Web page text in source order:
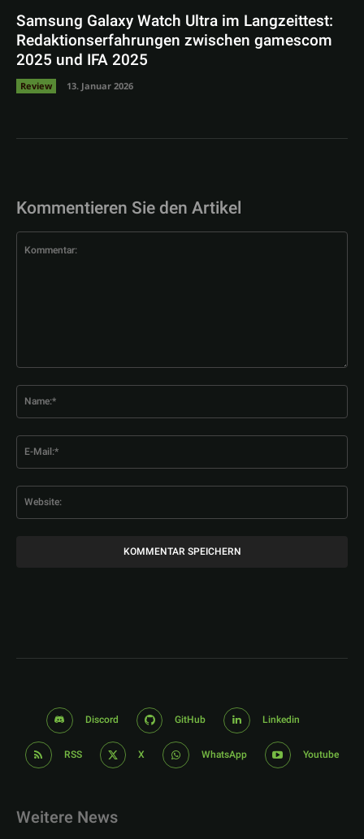
Samsung Galaxy Watch Ultra im Langzeittest:
Redaktionserfahrungen zwischen gamescom
2025 und IFA 2025
Review 13. Januar 2026
Kommentieren Sie den Artikel
Discord GitHub Linkedin
RSS X WhatsApp Youtube
Weitere News